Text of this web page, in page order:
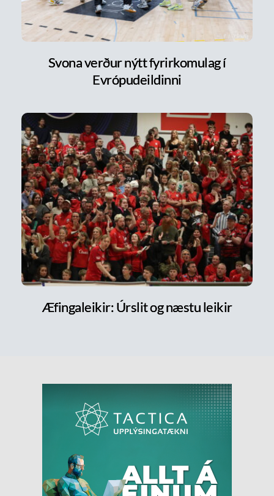
Svona verður nýtt fyrirkomulag í
Evrópudeildinni
Æfingaleikir: Úrslit og næstu leikir